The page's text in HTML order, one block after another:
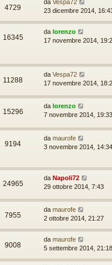
4729
da Vespa72
23 dicembre 2014,
16345
da lorenzo
17 novembre 2014,
11288
da Vespa72
17 novembre 2014,
15296
da lorenzo
7 novembre 2014, 19:33
9194
da maurofe
3 novembre 2014, 14:34
24965
da Napoli72
29 ottobre 2014, 7:43
7955
da maurofe
2 ottobre 2014, 21:27
9008
da maurofe
5 settembre 2014, 21:18